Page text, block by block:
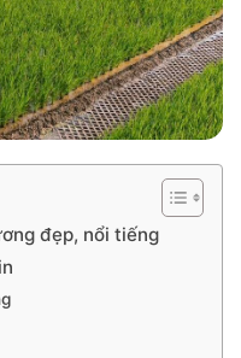
đẹp, nổi tiếng